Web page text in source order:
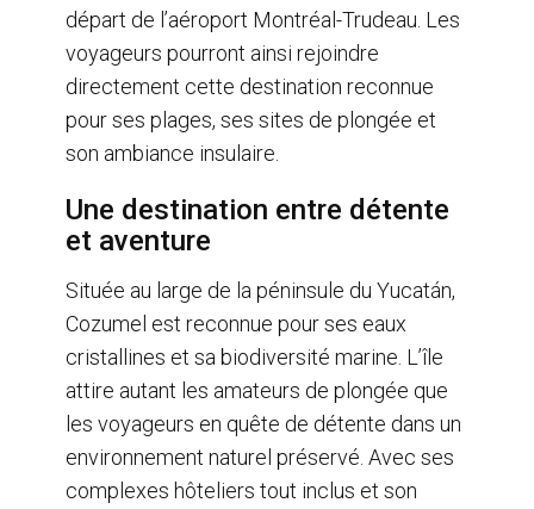
départ de l’aéroport Montréal-Trudeau. Les
voyageurs pourront ainsi rejoindre
directement cette destination reconnue
pour ses plages, ses sites de plongée et
son ambiance insulaire.
Une destination entre détente
et aventure
Située au large de la péninsule du Yucatán,
Cozumel est reconnue pour ses eaux
cristallines et sa biodiversité marine. L’île
attire autant les amateurs de plongée que
les voyageurs en quête de détente dans un
environnement naturel préservé. Avec ses
complexes hôteliers tout inclus et son